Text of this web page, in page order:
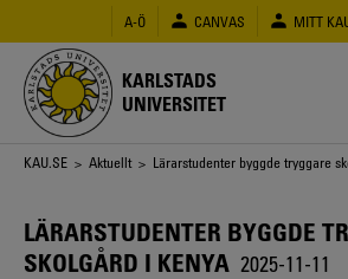
huvudinnehåll
A-Ö CANVAS MITT
KARLSTADS
UNIVERSITET
Länkstig
KAU.SE > Aktuellt > Lärarstudenter byggde tryggare
LÄRARSTUDENTER BYGGDE
SKOLGÅRD I KENYA 2025-11-11